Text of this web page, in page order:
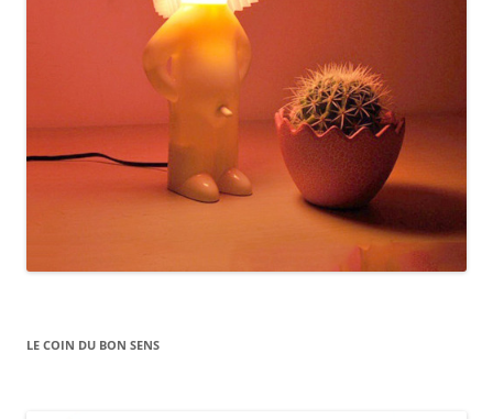
LE COIN DU BON SENS